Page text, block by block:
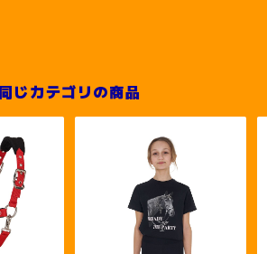
同じカテゴリの商品